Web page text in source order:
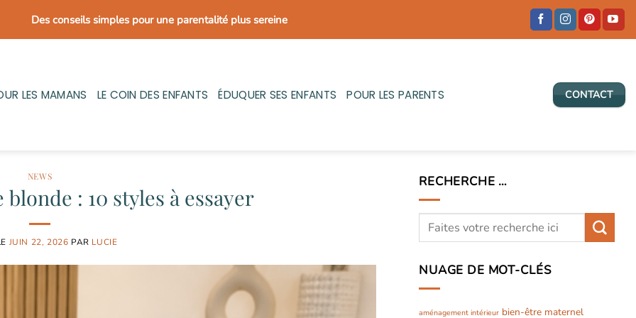
Des conseils simples pour une parentalité plus sereine
LES MAMANS LE COIN DES ENFANTS ÉDUQUER SES ENFANTS POUR LES PARENTS CONTACT
NEWS
: 10 styles à essayer
JUIN 22, 2026 PAR LUCIE
RECHERCHE …
NUAGE DE MOT-CLÉS
aménagement intérieur bien-être maternel